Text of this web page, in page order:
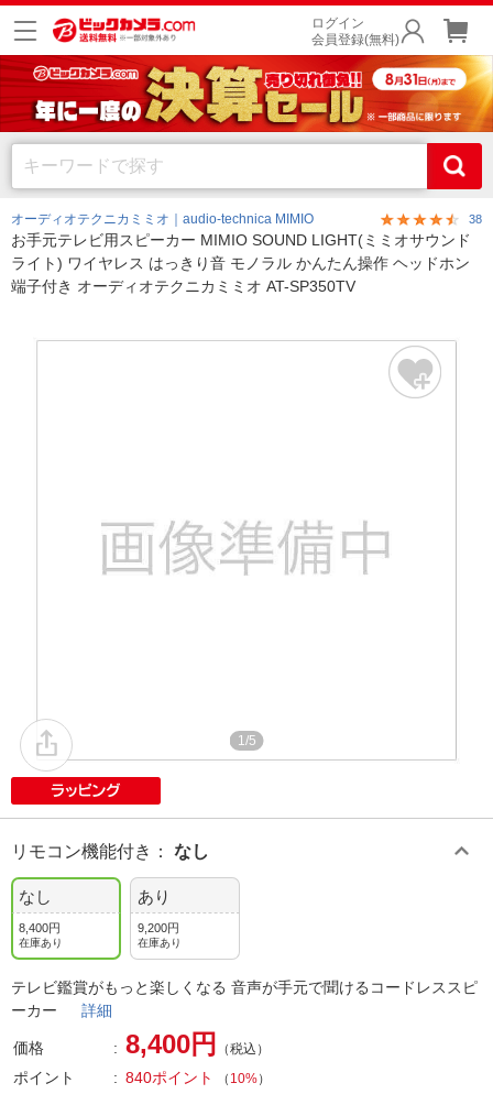
ログイン
会員登録(無料)
オーディオテクニカミミオ｜audio-technica MIMIO 38
お手元テレビ用スピーカー MIMIO SOUND LIGHT(ミミオサウンド
ライト) ワイヤレス はっきり音 モノラル かんたん操作 ヘッドホン
端子付き オーディオテクニカミミオ AT-SP350TV
1/5
リモコン機能付き ： なし
なし
8,400円
在庫あり
あり
9,200円
在庫あり
テレビ鑑賞がもっと楽しくなる 音声が手元で聞けるコードレススピ
ーカー 詳細
価格 8,400円 （税込）
ポイント 840ポイント （ 10%）